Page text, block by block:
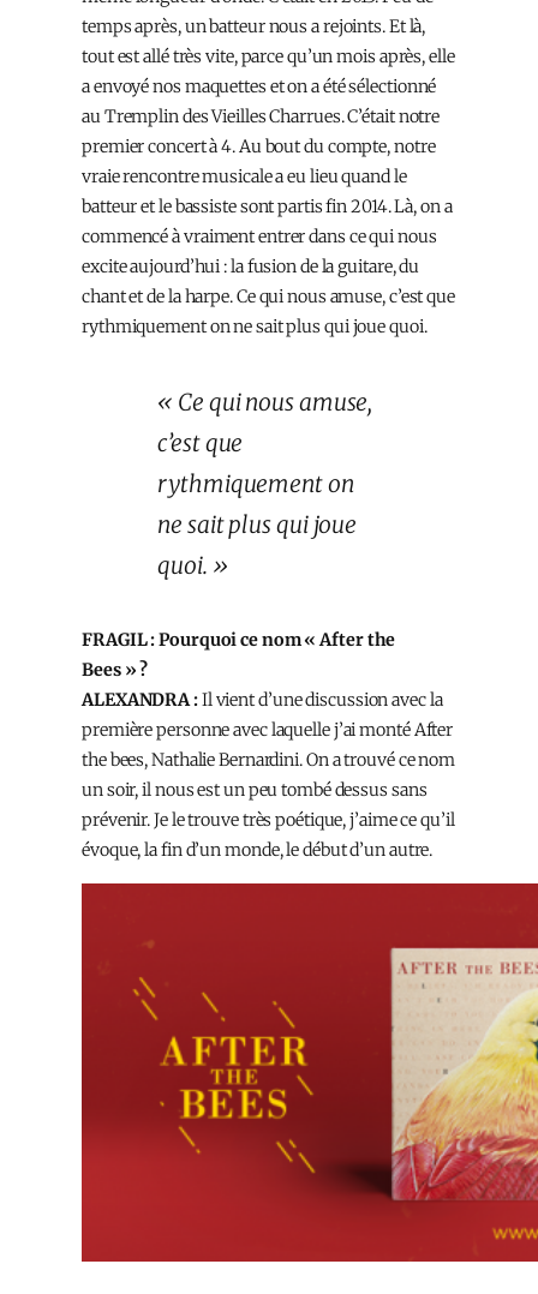
temps après, un batteur nous a rejoints. Et là,
tout est allé très vite, parce qu’un mois après, elle
a envoyé nos maquettes et on a été sélectionné
au Tremplin des Vieilles Charrues. C’était notre
premier concert à 4. Au bout du compte, notre
vraie rencontre musicale a eu lieu quand le
batteur et le bassiste sont partis fin 2014. Là, on a
commencé à vraiment entrer dans ce qui nous
excite aujourd’hui : la fusion de la guitare, du
chant et de la harpe. Ce qui nous amuse, c’est que
rythmiquement on ne sait plus qui joue quoi.
« Ce qui nous amuse,
c’est que
rythmiquement on
ne sait plus qui joue
quoi. »
FRAGIL : Pourquoi ce nom « After the
Bees » ?
ALEXANDRA :Il vient d’une discussion avec la
première personne avec laquelle j’ai monté After
the bees, Nathalie Bernardini. On a trouvé ce nom
un soir, il nous est un peu tombé dessus sans
prévenir. Je le trouve très poétique, j’aime ce qu’il
évoque, la fin d’un monde, le début d’un autre.